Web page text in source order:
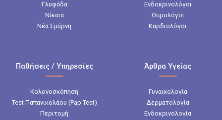
Γλυφάδα
Νίκαια
Νέα Σμύρνη
Ενδοκρινολόγοι
Ουρολόγοι
Καρδιολόγοι
Παθήσεις / Υπηρεσίες
Κολονοσκόπηση
Test Παπανικολάου (Pap Test)
Περιτομή
Άρθρα Υγείας
Γυναικολογία
Δερματολογία
Ενδοκρινολογία